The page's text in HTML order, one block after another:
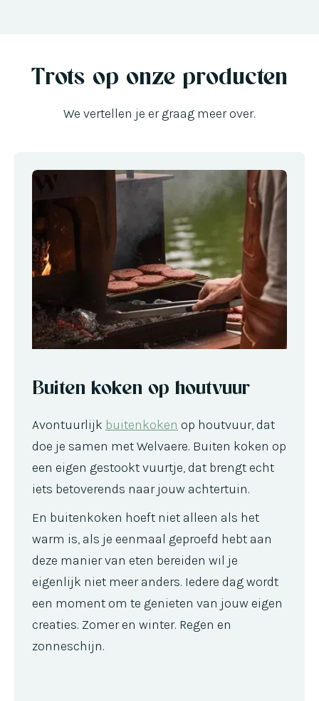
Trots op onze producten
We vertellen je er graag meer over.
Buiten koken op houtvuur
Avontuurlijk buitenkoken op houtvuur, dat
doe je samen met Welvaere. Buiten koken op
een eigen gestookt vuurtje, dat brengt echt
iets betoverends naar jouw achtertuin.
En buitenkoken hoeft niet alleen als het
warm is, als je eenmaal geproefd hebt aan
deze manier van eten bereiden wil je
eigenlijk niet meer anders. Iedere dag wordt
een moment om te genieten van jouw eigen
creaties. Zomer en winter. Regen en
zonneschijn.